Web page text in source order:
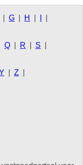
G H
Q R S
Z